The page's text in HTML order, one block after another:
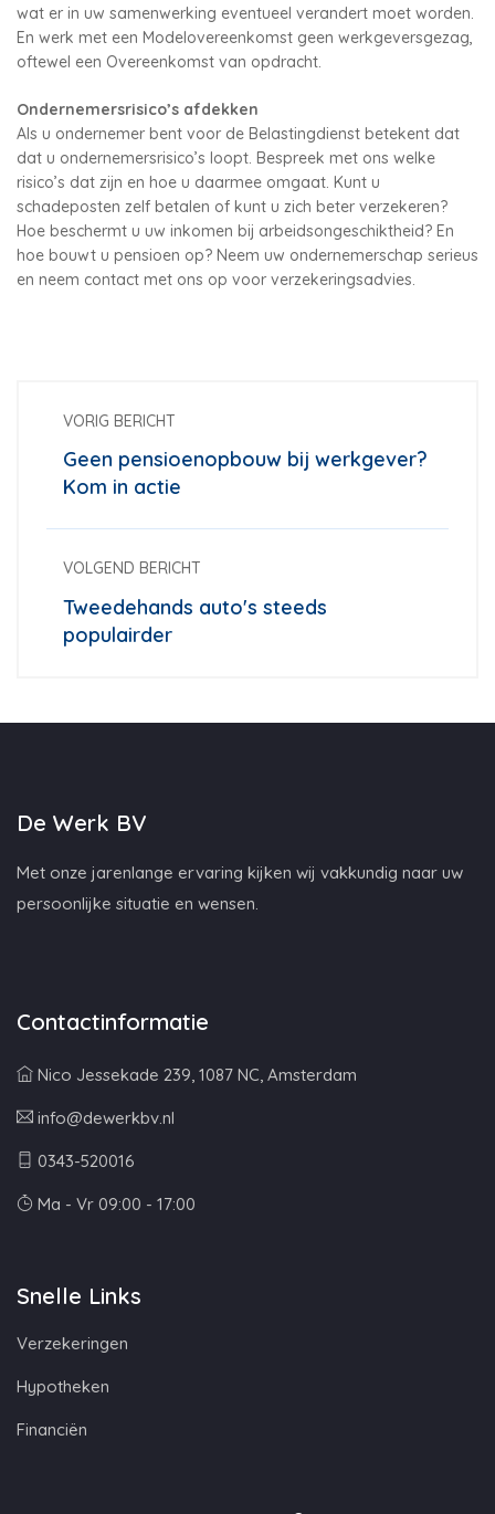
wat er in uw samenwerking eventueel verandert moet worden.
En werk met een Modelovereenkomst geen werkgeversgezag,
oftewel een Overeenkomst van opdracht.
Ondernemersrisico’s afdekken
Als u ondernemer bent voor de Belastingdienst betekent dat
dat u ondernemersrisico’s loopt. Bespreek met ons welke
risico’s dat zijn en hoe u daarmee omgaat. Kunt u
schadeposten zelf betalen of kunt u zich beter verzekeren?
Hoe beschermt u uw inkomen bij arbeidsongeschiktheid? En
hoe bouwt u pensioen op? Neem uw ondernemerschap serieus
en neem contact met ons op voor verzekeringsadvies.
VORIG BERICHT
Geen pensioenopbouw bij werkgever?
Kom in actie
VOLGEND BERICHT
Tweedehands auto's steeds
populairder
De Werk BV
Met onze jarenlange ervaring kijken wij vakkundig naar uw
persoonlijke situatie en wensen.
Contactinformatie
Nico Jessekade 239, 1087 NC, Amsterdam
info@dewerkbv.nl
0343-520016
Ma - Vr 09:00 - 17:00
Snelle Links
Verzekeringen
Hypotheken
Financiën